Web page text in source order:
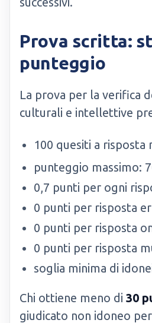
Prova scritta:
punteggio
La prova per la verifica
culturali e intellettive
100 quesiti a risposta
punteggio massimo:
0,7 punti per ogni
0 punti per risposta
0 punti per risposta
0 punti per risposta
soglia minima di
Chi ottiene meno di 30
giudicato non idoneo